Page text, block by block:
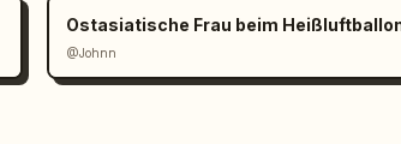
Ostasiatische Frau beim
@Johnn